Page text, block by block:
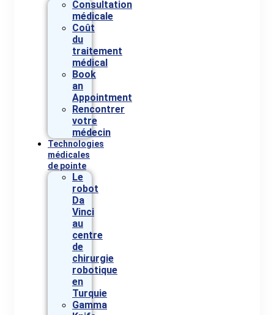
Consultation
médicale
Coût
du
traitement
médical
Book
an
Appointment
Rencontrer
votre
médecin
Technologies
médicales
de pointe
Le
robot
Da
Vinci
au
centre
de
chirurgie
robotique
en
Turquie
Gamma